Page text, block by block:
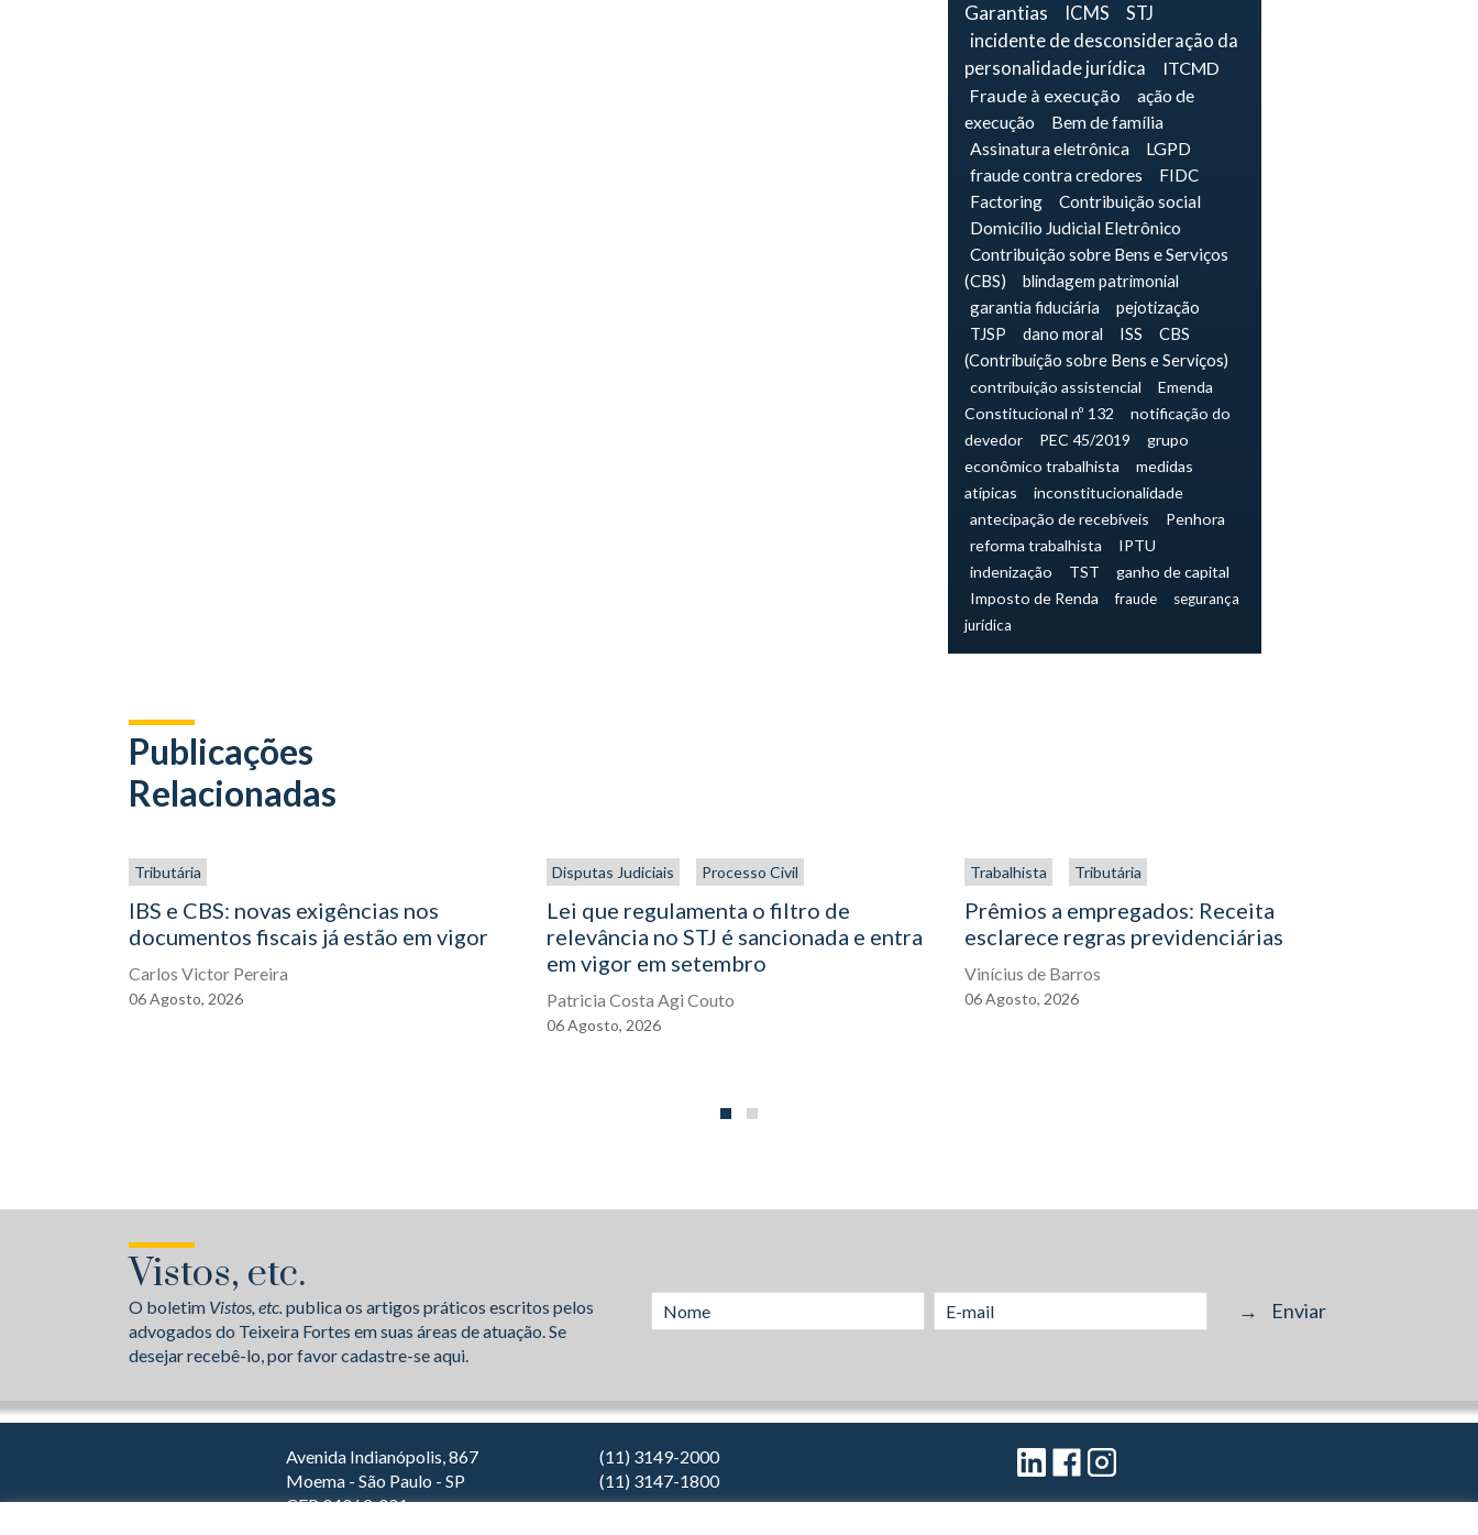
Garantias
ICMS
STJ
incidente de desconsideração da
personalidade jurídica
ITCMD
Fraude à execução
ação de
execução
Bem de família
Assinatura eletrônica
LGPD
fraude contra credores
FIDC
Factoring
Contribuição social
Domicílio Judicial Eletrônico
Contribuição sobre Bens e Serviços
(CBS)
blindagem patrimonial
garantia fiduciária
pejotização
TJSP
dano moral ISS
CBS
(Contribuição sobre Bens e Serviços)
contribuição assistencial
Emenda
Constitucional nº 132
notificação do
devedor
PEC 45/2019
grupo
econômico trabalhista
medidas
atípicas
inconstitucionalidade
antecipação de recebíveis
Penhora
reforma trabalhista
IPTU
indenização
TST
ganho de capital
Imposto de Renda
fraude
segurança
jurídica
Publicações
Relacionadas
Tributária
IBS e CBS: novas exigências nos
documentos fiscais já estão em vigor
Carlos Victor Pereira
06Agosto, 2026
Disputas Judiciais Processo Civil
Lei que regulamenta o filtro de
relevância no STJ é sancionada e entra
em vigor em setembro
Patricia Costa Agi Couto
06Agosto, 2026
Trabalhista Tributária
Prêmios a empregados: Receita
esclarece regras previdenciárias
Vinícius de Barros
06Agosto, 2026
Vistos, etc.
O boletim Vistos, etc.publica os artigos práticos escritos pelos
advogados do Teixeira Fortes em suas áreas de atuação. Se
desejar recebê-lo, por favor cadastre-se aqui.
Avenida Indianópolis, 867
Moema - São Paulo - SP
CEP 04063-001
(11) 3149-2000
(11) 3147-1800